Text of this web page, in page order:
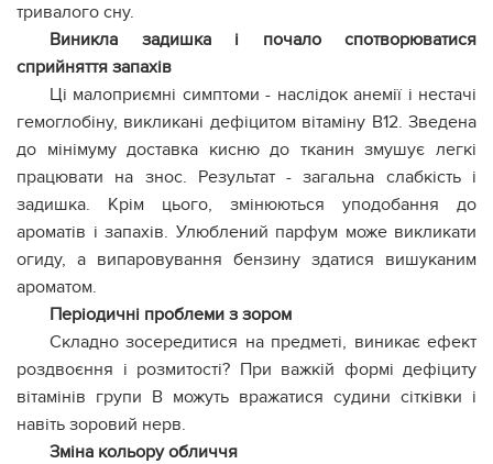
тривалого сну.
Виникла задишка і почало спотворюватися
сприйняття запахів
Ці малоприємні симптоми - наслідок анемії і нестачі
гемоглобіну, викликані дефіцитом вітаміну B12. Зведена
до мінімуму доставка кисню до тканин змушує легкі
працювати на знос. Результат - загальна слабкість і
задишка. Крім цього, змінюються уподобання до
ароматів і запахів. Улюблений парфум може викликати
огиду, а випаровування бензину здатися вишуканим
ароматом.
Періодичні проблеми з зором
Складно зосередитися на предметі, виникає ефект
роздвоєння і розмитості? При важкій формі дефіциту
вітамінів групи В можуть вражатися судини сітківки і
навіть зоровий нерв.
Зміна кольору обличчя